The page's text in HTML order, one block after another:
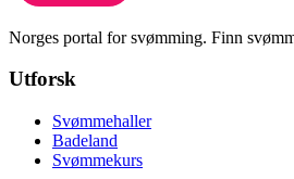
Norges portal for svømming. Finn
Utforsk
Svømmehaller
Badeland
Svømmekurs